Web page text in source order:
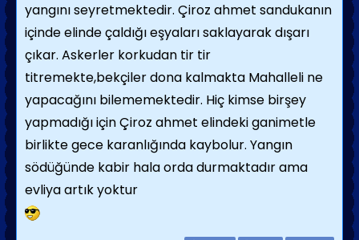
yangını seyretmektedir. Çiroz ahmet sandukanın
içinde elinde çaldığı eşyaları saklayarak dışarı
çıkar. Askerler korkudan tir tir
titremekte,bekçiler dona kalmakta Mahalleli ne
yapacağını bilememektedir. Hiç kimse birşey
yapmadığı için Çiroz ahmet elindeki ganimetle
birlikte gece karanlığında kaybolur. Yangın
södüğünde kabir hala orda durmaktadır ama
evliya artık yoktur